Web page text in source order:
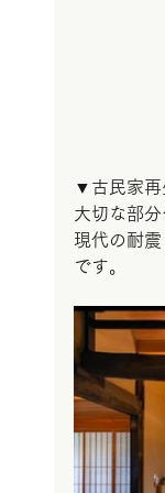
▼古民家再
大切な部
現代の耐
です。